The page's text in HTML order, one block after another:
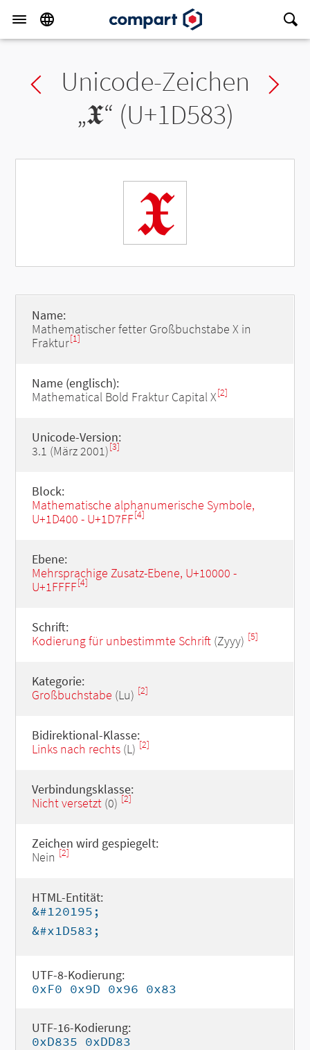
Previous char
Unicode-Zeichen
„𝖃“ (U+1D583)
𝖃
Name:
Mathematischer fetter Großbuchstabe X in
Fraktur[1]
Name (englisch):
Mathematical Bold Fraktur Capital X[2]
Unicode-Version:
3.1 (März 2001)[3]
Block:
Mathematische alphanumerische Symbole,
U+1D400 - U+1D7FF[4]
Ebene:
Mehrsprachige Zusatz-Ebene, U+10000 -
U+1FFFF[4]
Schrift:
Kodierung für unbestimmte Schrift(Zyyy) [5]
Kategorie:
Großbuchstabe (Lu) [2]
Bidirektional-Klasse:
Links nach rechts(L) [2]
Verbindungsklasse:
Nicht versetzt(0) [2]
Zeichen wird gespiegelt:
Nein [2]
HTML-Entität:
&#120195;
&#x1D583;
UTF-8-Kodierung:
0xF0 0x9D 0x96 0x83
UTF-16-Kodierung:
0xD835 0xDD83